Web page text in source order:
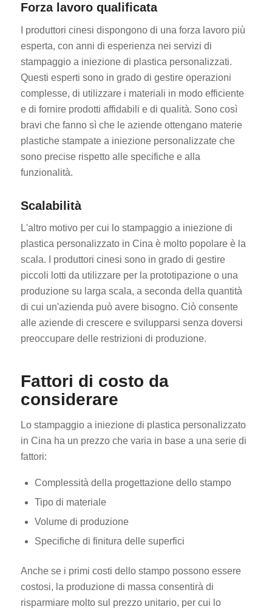
Forza lavoro qualificata
I produttori cinesi dispongono di una forza lavoro più
esperta, con anni di esperienza nei servizi di
stampaggio a iniezione di plastica personalizzati.
Questi esperti sono in grado di gestire operazioni
complesse, di utilizzare i materiali in modo efficiente
e di fornire prodotti affidabili e di qualità. Sono così
bravi che fanno sì che le aziende ottengano materie
plastiche stampate a iniezione personalizzate che
sono precise rispetto alle specifiche e alla
funzionalità.
Scalabilità
L'altro motivo per cui lo stampaggio a iniezione di
plastica personalizzato in Cina è molto popolare è la
scala. I produttori cinesi sono in grado di gestire
piccoli lotti da utilizzare per la prototipazione o una
produzione su larga scala, a seconda della quantità
di cui un'azienda può avere bisogno. Ciò consente
alle aziende di crescere e svilupparsi senza doversi
preoccupare delle restrizioni di produzione.
Fattori di costo da
considerare
Lo stampaggio a iniezione di plastica personalizzato
in Cina ha un prezzo che varia in base a una serie di
fattori:
Complessità della progettazione dello stampo
Tipo di materiale
Volume di produzione
Specifiche di finitura delle superfici
Anche se i primi costi dello stampo possono essere
costosi, la produzione di massa consentirà di
risparmiare molto sul prezzo unitario, per cui lo